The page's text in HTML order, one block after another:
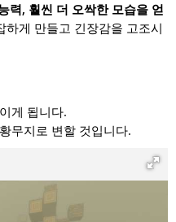
력, 훨씬 더 오싹한 모습을 얻
하게 만들고 긴장감을 고조시
게 됩니다.
무지로 변할 것입니다.